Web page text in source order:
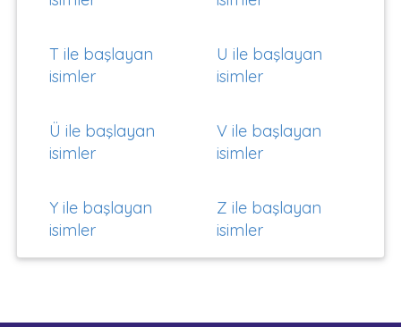
T ile başlayan
isimler
U ile başlayan
isimler
Ü ile başlayan
isimler
V ile başlayan
isimler
Y ile başlayan
isimler
Z ile başlayan
isimler